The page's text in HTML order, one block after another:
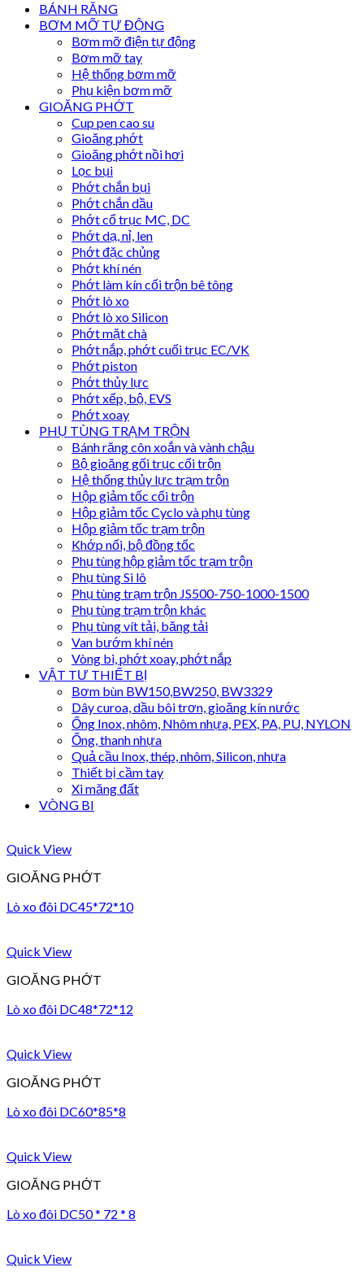
BÁNH RĂNG
BƠM MỠ TỰ ĐỘNG
Bơm mỡ điện tự động
Bơm mỡ tay
Hệ thống bơm mỡ
Phụ kiện bơm mỡ
GIOĂNG PHỚT
Cup pen cao su
Gioăng phớt
Gioăng phớt nồi hơi
Lọc bụi
Phớt chắn bụi
Phớt chắn dầu
Phớt cổ trục MC, DC
Phớt dạ, nỉ, len
Phớt đặc chủng
Phớt khí nén
Phớt làm kín cối trộn bê tông
Phớt lò xo
Phớt lò xo Silicon
Phớt mặt chà
Phớt nắp, phớt cuối trục EC/VK
Phớt piston
Phớt thủy lực
Phớt xếp, bộ, EVS
Phớt xoay
PHỤ TÙNG TRẠM TRỘN
Bánh răng côn xoắn và vành chậu
Bộ gioăng gối trục cối trộn
Hệ thống thủy lực trạm trộn
Hộp giảm tốc cối trộn
Hộp giảm tốc Cyclo và phụ tùng
Hộp giảm tốc trạm trộn
Khớp nối, bộ đồng tốc
Phụ tùng hộp giảm tốc trạm trộn
Phụ tùng Si lô
Phụ tùng trạm trộn JS500-750-1000-1500
Phụ tùng trạm trộn khác
Phụ tùng vít tải, băng tải
Van bướm khí nén
Vòng bi, phớt xoay, phớt nắp
VẬT TƯ THIẾT BỊ
Bơm bùn BW150,BW250, BW3329
Dây curoa, dầu bôi trơn, gioăng kín nước
Ống Inox, nhôm, Nhôm nhựa, PEX, PA, PU, NYLON
Ống, thanh nhựa
Quả cầu Inox, thép, nhôm, Silicon, nhựa
Thiết bị cầm tay
Xi măng đất
VÒNG BI
Quick View
GIOĂNG PHỚT
Lò xo đôi DC45*72*10
Quick View
GIOĂNG PHỚT
Lò xo đôi DC48*72*12
Quick View
GIOĂNG PHỚT
Lò xo đôi DC60*85*8
Quick View
GIOĂNG PHỚT
Lò xo đôi DC50 * 72 * 8
Quick View